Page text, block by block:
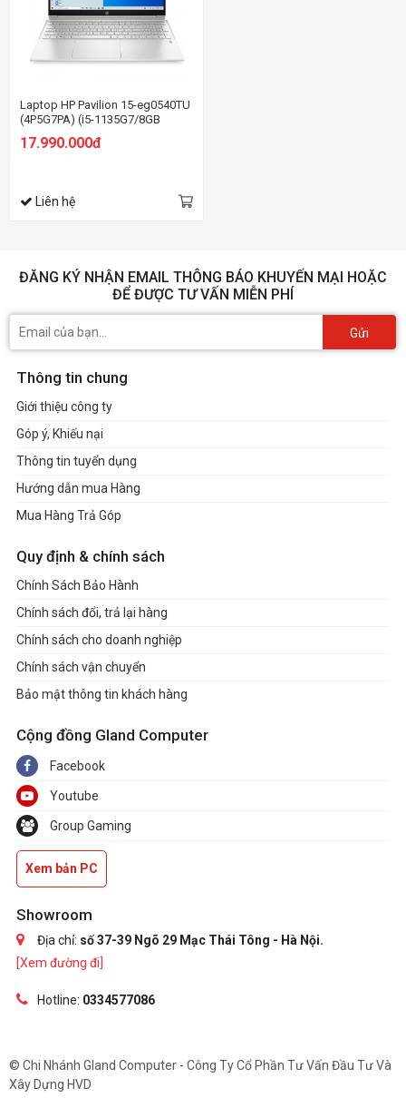
Laptop HP Pavilion 15-eg0540TU
(4P5G7PA) (i5-1135G7/8GB
FHD/Win11/Bạc)
17.990.000đ
Liên hệ
ĐĂNG KÝ NHẬN EMAIL THÔNG BÁO KHUYẾN MẠI HOẶC
ĐỂ ĐƯỢC TƯ VẤN MIỄN PHÍ
Gửi
Thông tin chung
Giới thiệu công ty
Góp ý, Khiếu nại
Thông tin tuyển dụng
Hướng dẫn mua Hàng
Mua Hàng Trả Góp
Quy định & chính sách
Chính Sách Bảo Hành
Chính sách đổi, trả lại hàng
Chính sách cho doanh nghiệp
Chính sách vận chuyển
Bảo mật thông tin khách hàng
Cộng đồng Gland Computer
Facebook
Youtube
Group Gaming
Xem bản PC
Showroom
Địa chỉ: số 37-39 Ngõ 29 Mạc Thái Tông - Hà Nội.
[Xem đường đi]
Hotline: 0334577086
© Chi Nhánh Gland Computer - Công Ty Cổ Phần Tư Vấn Đầu Tư Và
Xây Dựng HVD